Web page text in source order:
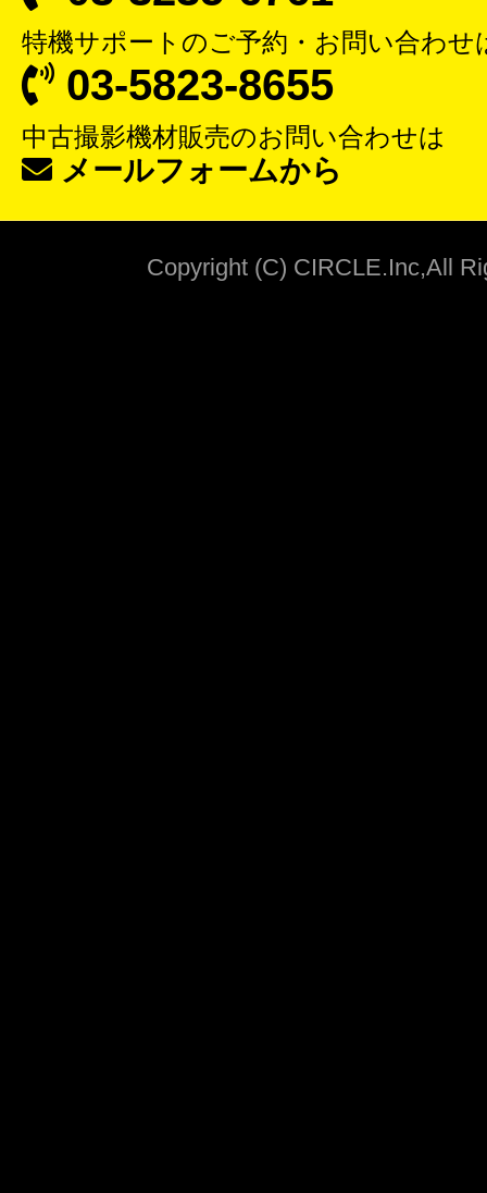
特機サポート のご予約・お問い合わせ
03-5823-8655
中古撮影機材販売のお問い合わせは
メールフォームから
Copyright (C) CIRCLE.Inc,All